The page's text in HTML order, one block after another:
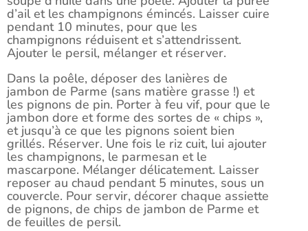
d’ail et les champignons émincés. Laisser cuire
pendant 10 minutes, pour que les
champignons réduisent et s’attendrissent.
Ajouter le persil, mélanger et réserver.
Dans la poêle, déposer des lanières de
jambon de Parme (sans matière grasse !) et
les pignons de pin. Porter à feu vif, pour que le
jambon dore et forme des sortes de « chips »,
et jusqu’à ce que les pignons soient bien
grillés. Réserver. Une fois le riz cuit, lui ajouter
les champignons, le parmesan et le
mascarpone. Mélanger délicatement. Laisser
reposer au chaud pendant 5 minutes, sous un
couvercle. Pour servir, décorer chaque assiette
de pignons, de chips de jambon de Parme et
de feuilles de persil.